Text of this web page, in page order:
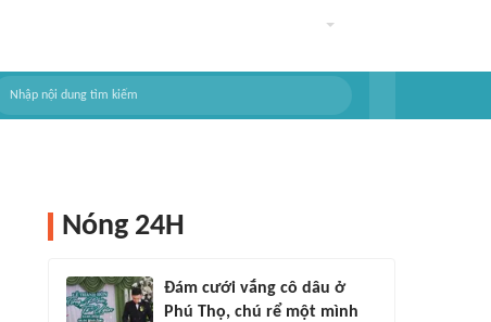
Nóng 24H
Đám cưới vắng cô dâu ở
Phú Thọ, chú rể một mình